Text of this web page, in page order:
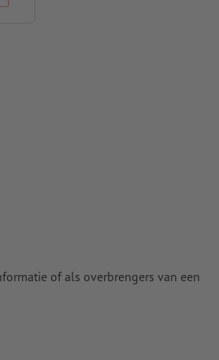
of als overbrengers van een